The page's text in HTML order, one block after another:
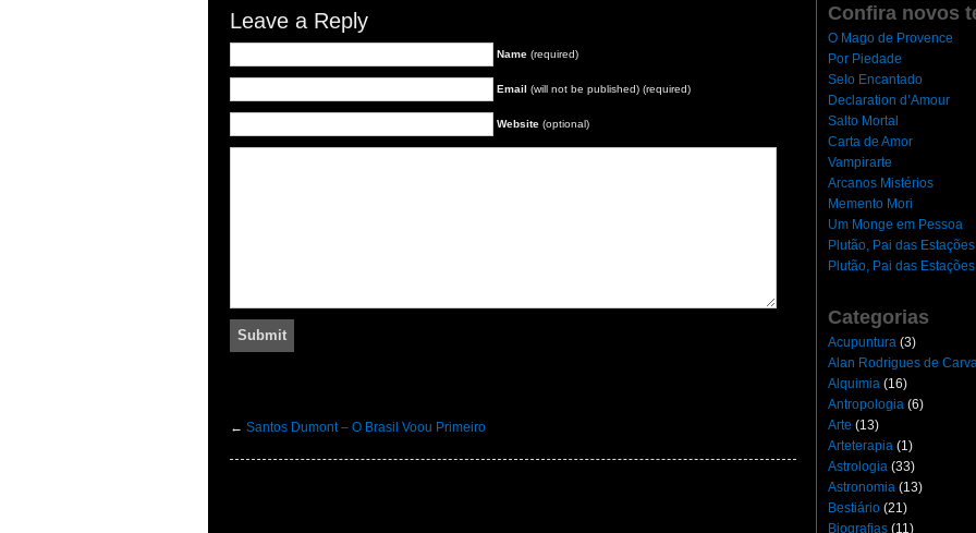
Leave a Reply
Name (required)
Email (will not be published) (required)
Website (optional)
← Santos Dumont – O Brasil Voou Primeiro
Confira novos
O Mago de Provence
Por Piedade
Selo Encantado
Declaration d’Amour
Salto Mortal
Carta de Amor
Vampirarte
Arcanos Mistérios
Memento Mori
Um Monge em Pessoa
Plutão, Pai das
Plutão, Pai das
Categorias
Acupuntura (3)
Alan Rodrigues de
Alquimia (16)
Antropologia (6)
Arte (13)
Arteterapia (1)
Astrologia (33)
Astronomia (13)
Bestiário (21)
Biografias (11)